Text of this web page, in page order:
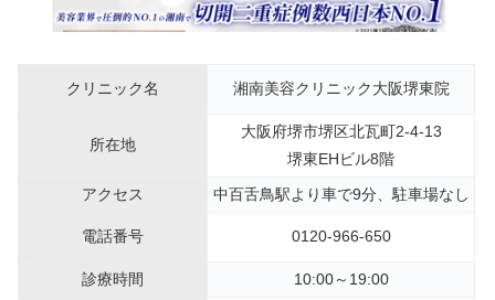
クリニック名 湘南美容クリニック大阪堺東院
所在地
大阪府堺市堺区北瓦町2-4-13
堺東EHビル8階
アクセス
中百舌鳥駅より車で9分、駐車場なし
電話番号 0120-966-650
診療時間
10:00～19:00